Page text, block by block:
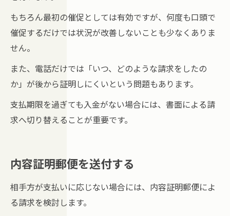
もちろん最初の催促としては有効ですが、何度も口頭で
催促するだけでは状況が改善しないことも少なくありま
せん。
また、電話だけでは「いつ、どのような請求をしたの
か」が後から証明しにくいという問題もあります。
支払期限を過ぎても入金がない場合には、書面による請
求へ切り替えることが重要です。
内容証明郵便を送付する
相手方が支払いに応じない場合には、内容証明郵便によ
る請求を検討します。